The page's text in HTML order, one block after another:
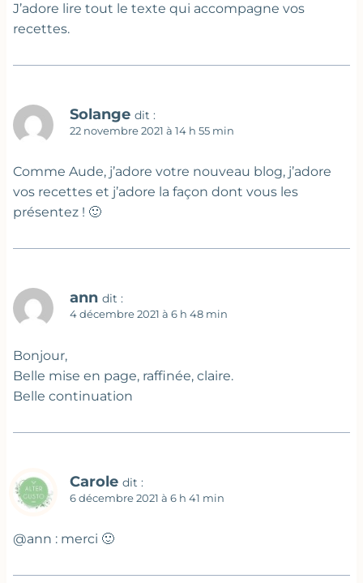
J’adore lire tout le texte qui accompagne vos
recettes.
Solange dit :
22 novembre 2021 à 14 h 55 min
Comme Aude, j’adore votre nouveau blog, j’adore
vos recettes et j’adore la façon dont vous les
présentez ! 🙂
ann dit :
4 décembre 2021 à 6 h 48 min
Bonjour,
Belle mise en page, raffinée, claire.
Belle continuation
Carole dit :
6 décembre 2021 à 6 h 41 min
@ann : merci 🙂